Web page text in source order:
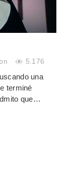
5.176
una
terminé
que…